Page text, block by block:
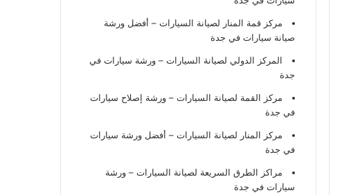
مركز قمة المنار لصيانة السيارات – أفضل ورشة
صيانة سيارات في جدة
المركز الدولي لصيانة السيارات – ورشة سيارات في
جدة
مركز القمة لصيانة السيارات – ورشة إصلاح سيارات
في جدة
مركز المنار لصيانة السيارات – أفضل ورشة سيارات
في جدة
مراكز الطرق السريعة لصيانة السيارات – ورشة
سيارات في جدة